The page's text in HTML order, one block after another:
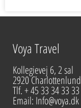
Voya Travel
Kollegievej 6, 2 sal
2920 Charlottenlund
Tlf. + 45 33 34 33 33
Email: Info@voya.dk